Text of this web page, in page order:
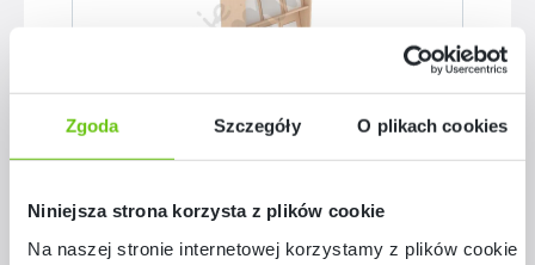
Zgoda Szczegóły O plikach cookies
Niniejsza strona korzysta z plików cookie
Na naszej stronie internetowej korzystamy z plików cookie:
Kod produktu: